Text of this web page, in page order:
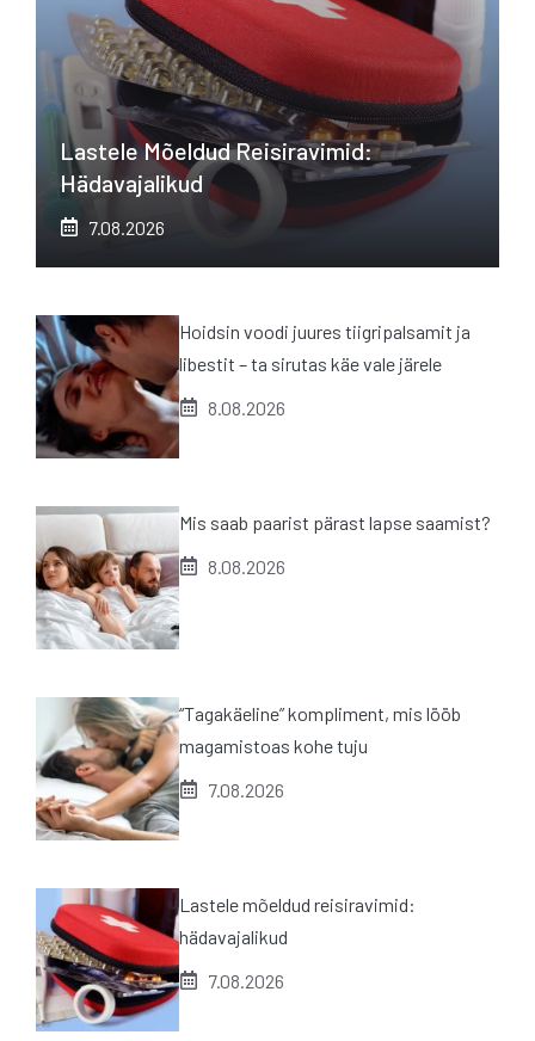
Lastele Mõeldud Reisiravimid:
Hädavajalikud
7.08.2026
Hoidsin voodi juures tiigripalsamit ja
libestit – ta sirutas käe vale järele
8.08.2026
Mis saab paarist pärast lapse saamist?
8.08.2026
“Tagakäeline” kompliment, mis lööb
magamistoas kohe tuju
7.08.2026
Lastele mõeldud reisiravimid:
hädavajalikud
7.08.2026